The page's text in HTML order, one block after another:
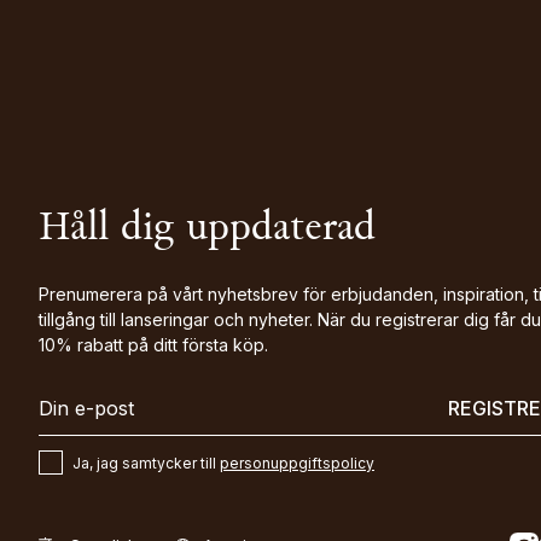
Håll dig uppdaterad
Prenumerera på vårt nyhetsbrev för erbjudanden, inspiration,
tillgång till lanseringar och nyheter. När du registrerar dig får du
10% rabatt på ditt första köp.
Ja, jag samtycker till personuppgiftspolicy